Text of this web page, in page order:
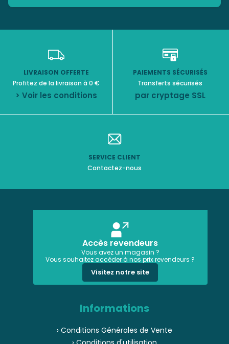
LIVRAISON OFFERTE
Profitez de la livraison à 0 €
> Voir les conditions
PAIEMENTS SÉCURISÉS
Transferts sécurisés
par cryptage SSL
SERVICE CLIENT
Contactez-nous
Accès revendeurs
Vous avez un magasin ?
Vous souhaitez accéder à nos prix revendeurs ?
Visitez notre site
Informations
› Conditions Générales de Vente